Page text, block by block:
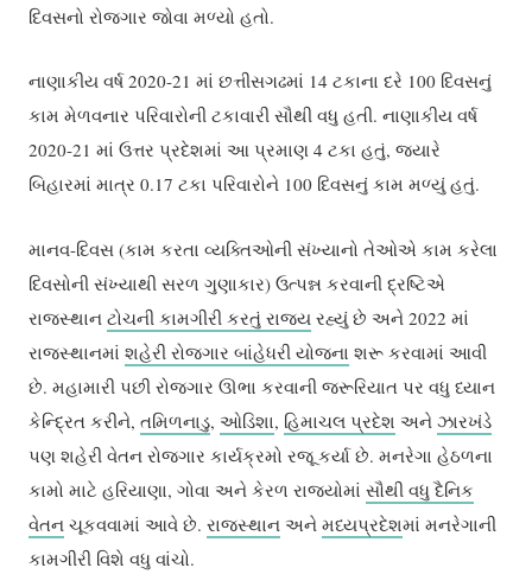
દિવસનો રોજગાર જોવા મળ્યો હતો.
નાણાકીય વર્ષ 2020-21 માં છત્તીસગઢમાં 14 ટકાના દરે 100 દિવસનું
કામ મેળવનાર પરિવારોની ટકાવારી સૌથી વધુ હતી. નાણાકીય વર્ષ
2020-21 માં ઉત્તર પ્રદેશમાં આ પ્રમાણ 4 ટકા હતું, જ્યારે
બિહારમાં માત્ર 0.17 ટકા પરિવારોને 100 દિવસનું કામ મળ્યું હતું.
માનવ-દિવસ (કામ કરતા વ્યક્તિઓની સંખ્યાનો તેઓએ કામ કરેલા
દિવસોની સંખ્યાથી સરળ ગુણાકાર) ઉત્પન્ન કરવાની દ્રષ્ટિએ
રાજસ્થાનટોચની કામગીરી કરતું રાજ્ય રહ્યું છે અને 2022 માં
રાજસ્થાનમાંશહેરી રોજગાર બાંહેધરી યોજના શરૂ કરવામાં આવી
છે. મહામારી પછી રોજગાર ઊભા કરવાની જરૂરિયાત પર વધુ ધ્યાન
કેન્દ્રિત કરીને,તમિળનાડુ,ઓડિશા, હિમાચલ પ્રદેશ અનેઝારખંડે
પણ શહેરી વેતન રોજગાર કાર્યક્રમો રજૂ કર્યા છે. મનરેગા હેઠળના
કામો માટે હરિયાણા, ગોવા અને કેરળ રાજ્યોમાંસૌથી વધુ દૈનિક
વેતન ચૂકવવામાં આવે છે.રાજસ્થાન અનેમધ્યપ્રદેશમાં મનરેગાની
કામગીરી વિશે વધુ વાંચો.